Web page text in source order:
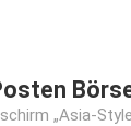
„Asia-